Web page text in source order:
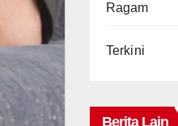
Ragam
Terkini
Berita Lain